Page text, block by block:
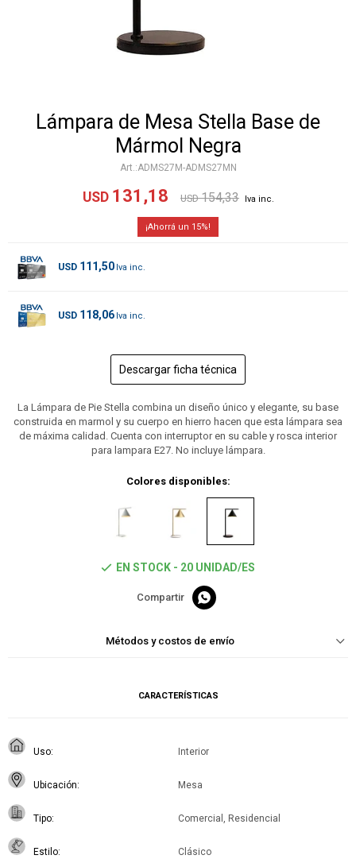
Lámpara de Mesa Stella Base de
Mármol Negra
ADMS27M-ADMS27MN
USD 131,18 USD 154,33
15
USD 111,50
USD 118,06
Descargar ficha técnica
La Lámpara de Pie Stella combina un diseño único y elegante, su base
construida en marmol y su cuerpo en hierro hacen que esta lámpara sea
de máxima calidad. Cuenta con interruptor en su cable y rosca interior
para lampara E27. No incluye lámpara.
Colores disponibles:
EN STOCK - 20 UNIDAD/ES

Métodos y costos de envío
CARACTERÍSTICAS
Uso Interior
Ubicación Mesa
Tipo Comercial, Residencial
Estilo Clásico